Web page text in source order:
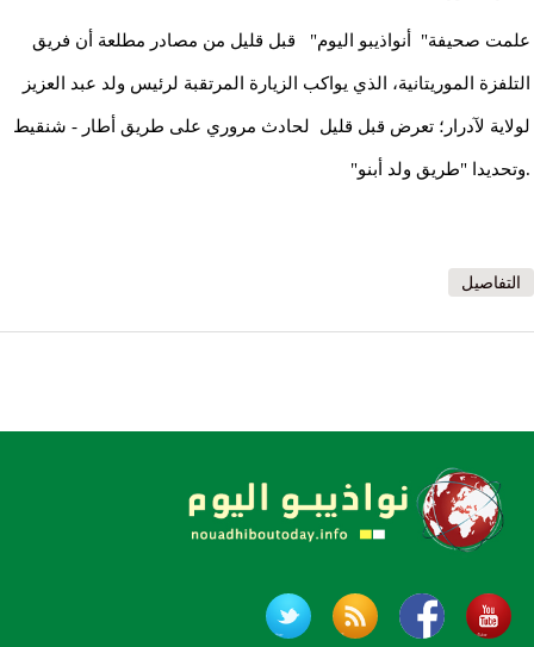
علمت صحيفة" أنواذيبو اليوم" قبل قليل من مصادر مطلعة أن فريق
التلفزة الموريتانية، الذي يواكب الزيارة المرتقبة لرئيس ولد عبد العزيز
لولاية لآدرار؛ تعرض قبل قليل لحادث مروري على طريق أطار - شنقيط
.وتحديدا "طريق ولد أبنو"
التفاصيل